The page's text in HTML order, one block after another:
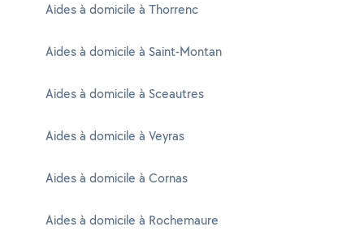
Aides à domicile à Thorrenc
Aides à domicile à Saint-Montan
Aides à domicile à Sceautres
Aides à domicile à Veyras
Aides à domicile à Cornas
Aides à domicile à Rochemaure